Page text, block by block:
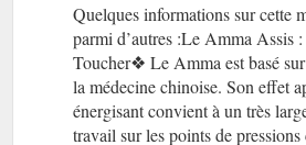
Quelques informations sur cette
parmi d’autres :Le Amma Assis
Toucher❖ Le Amma est basé
la médecine chinoise. Son effet
énergisant convient à un très
travail sur les points de